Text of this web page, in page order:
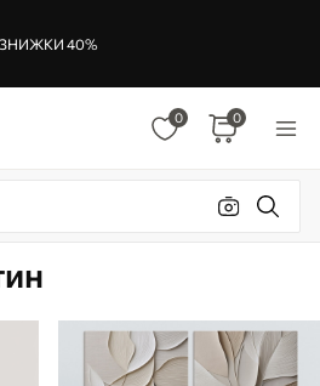
ЗНИЖКИ 40%
0 0